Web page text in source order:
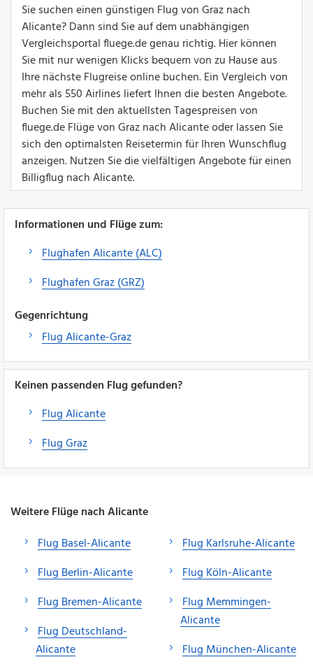
Sie suchen einen günstigen Flug von Graz nach
Alicante? Dann sind Sie auf dem unabhängigen
Vergleichsportal fluege.de genau richtig. Hier können
Sie mit nur wenigen Klicks bequem von zu Hause aus
Ihre nächste Flugreise online buchen. Ein Vergleich von
mehr als 550 Airlines liefert Ihnen die besten Angebote.
Buchen Sie mit den aktuellsten Tagespreisen von
fluege.de Flüge von Graz nach Alicante oder lassen Sie
sich den optimalsten Reisetermin für Ihren Wunschflug
anzeigen. Nutzen Sie die vielfältigen Angebote für einen
Billigflug nach Alicante.
Informationen und Flüge zum:
Flughafen Alicante (ALC)
Flughafen Graz (GRZ)
Gegenrichtung
Flug Alicante-Graz
Keinen passenden Flug gefunden?
Flug Alicante
Flug Graz
Weitere Flüge nach Alicante
Flug Basel-Alicante
Flug Berlin-Alicante
Flug Bremen-Alicante
Flug Deutschland-
Alicante
Flug Karlsruhe-Alicante
Flug Köln-Alicante
Flug Memmingen-
Alicante
Flug München-Alicante